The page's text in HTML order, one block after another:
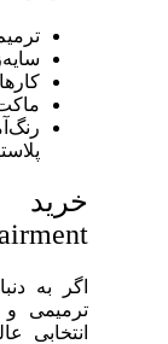
اگر به
انتخابی